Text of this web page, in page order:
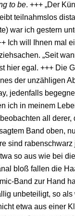
to be. +++ „Der
teilnahmslos
war ich gestern
Ich will Ihnen mal
„Seit
hier egal. +++ Die
der unzähligen
jedenfalls
ich in meinem
all
Band oben,
sind
so aus wie bei
bloß fallen die
Band zur Hand
unbeteiligt, so
etwa aus einer